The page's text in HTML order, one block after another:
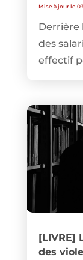
Mise à jour le
Derrière
des
effectif
[LIVRE]
des